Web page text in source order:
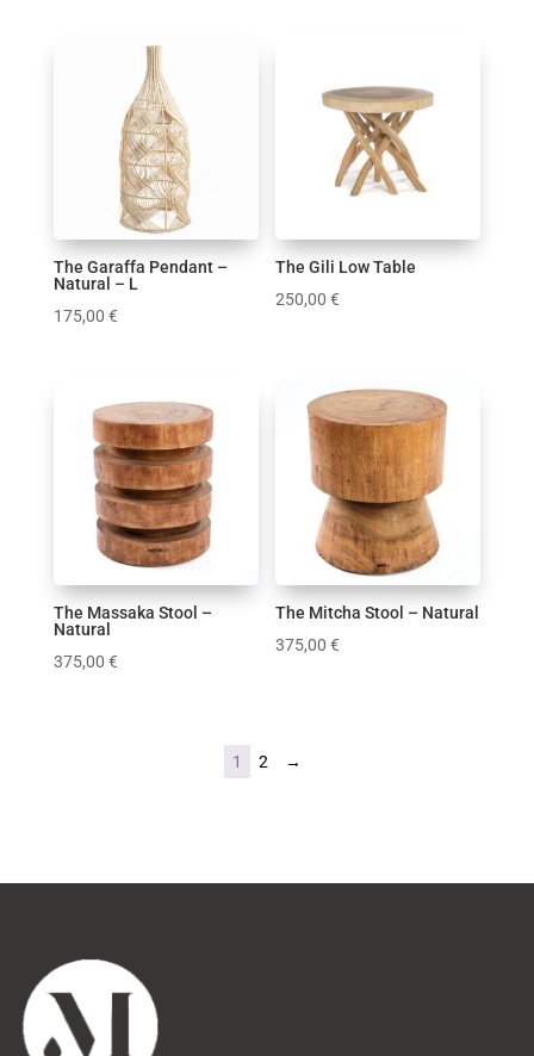
The Garaffa Pendant –
Natural – L
175,00 €
The Gili Low Table
250,00€
The Massaka Stool –
Natural
375,00 €
The Mitcha Stool – Natural
375,00€
1 2 →